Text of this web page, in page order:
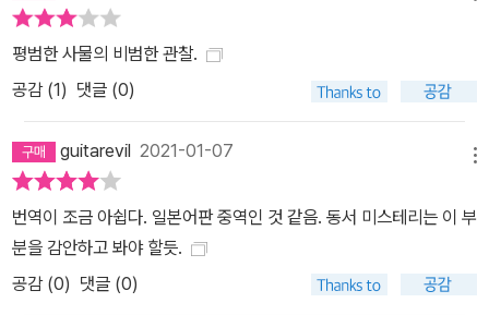
평범한 사물의 비범한 관찰.
공감 (1) 댓글 (0)
guitarevil 2021-01-07
번역이 조금 아쉽다. 일본어판 중역인 것 같음. 동서 미스테리는 이 부
분을 감안하고 봐야 할듯.
공감 (0) 댓글 (0)